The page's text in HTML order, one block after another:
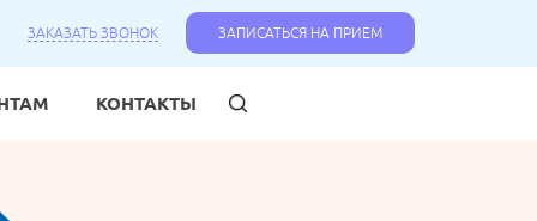
ЗАКАЗАТЬ ЗВОНОК ЗАПИСАТЬСЯ НА ПРИЕМ
КОНТАКТЫ